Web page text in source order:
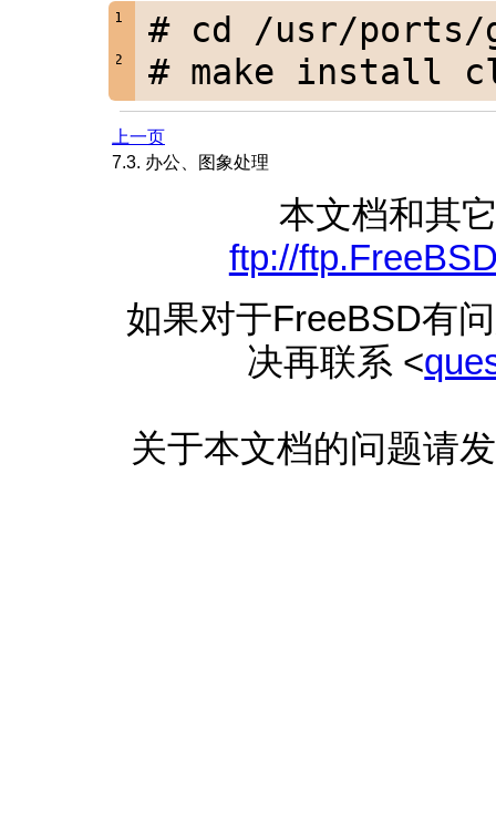
# cd /usr/ports/
# make install
上一页
7.3. 办公、图象处理
本文档和其
ftp://
如果对于FreeBSD有
决再联系 <
关于本文档的问题请